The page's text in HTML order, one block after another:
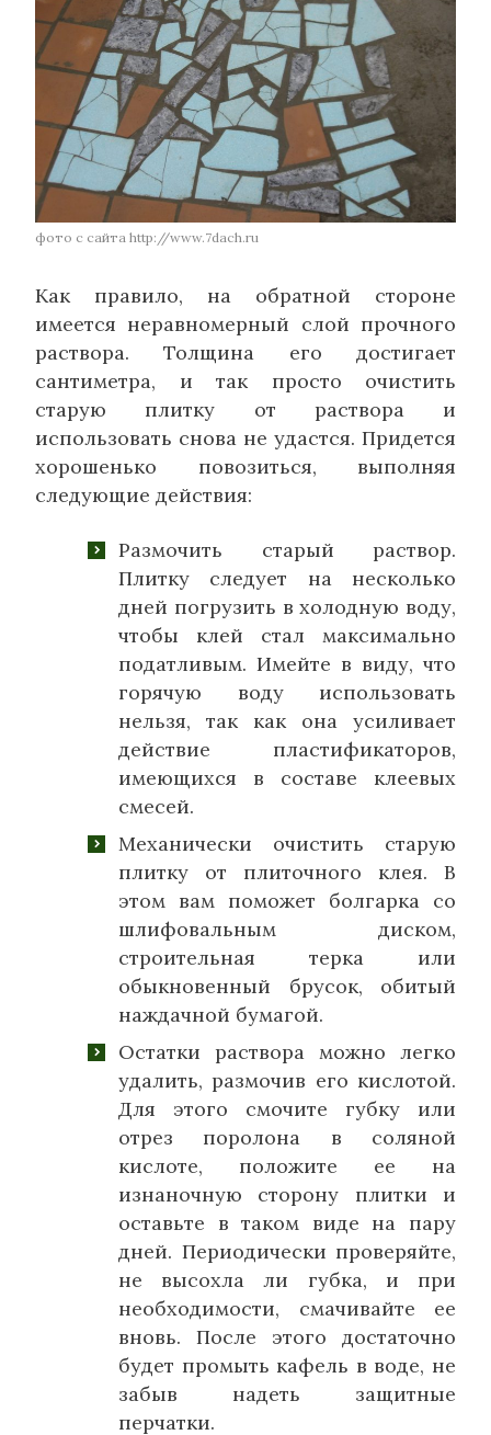
фото с сайта http://www.7dach.ru
Как правило, на обратной стороне
имеется неравномерный слой прочного
раствора. Толщина его достигает
сантиметра, и так просто очистить
старую плитку от раствора и
использовать снова не удастся. Придется
хорошенько повозиться, выполняя
следующие действия:
Размочить старый раствор.
Плитку следует на несколько
дней погрузить в холодную воду,
чтобы клей стал максимально
податливым. Имейте в виду, что
горячую воду использовать
нельзя, так как она усиливает
действие пластификаторов,
имеющихся в составе клеевых
смесей.
Механически очистить старую
плитку от плиточного клея. В
этом вам поможет болгарка со
шлифовальным диском,
строительная терка или
обыкновенный брусок, обитый
наждачной бумагой.
Остатки раствора можно легко
удалить, размочив его кислотой.
Для этого смочите губку или
отрез поролона в соляной
кислоте, положите ее на
изнаночную сторону плитки и
оставьте в таком виде на пару
дней. Периодически проверяйте,
не высохла ли губка, и при
необходимости, смачивайте ее
вновь. После этого достаточно
будет промыть кафель в воде, не
забыв надеть защитные
перчатки.